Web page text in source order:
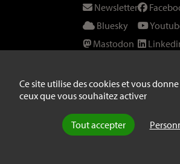
Ce site utilise des cookies et vous
ceux que vous souhaitez activer
Tout accepter
Newsletter
Bluesky
Mastodon
Instagram
Twitter/X
Fil RSS